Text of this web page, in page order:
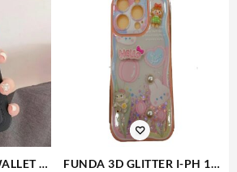
IP
FUNDA 3D GLITTER I-PH 15